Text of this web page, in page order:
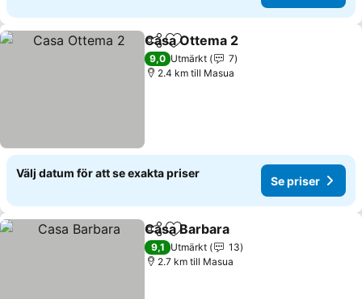
Dela Lägg till i Mina Favoriter
Casa Ottema 2
9,0 Utmärkt
7
2.4 km till Masua
Välj datum för att se exakta priser
Se priser
Dela Lägg till i Mina Favoriter
Casa Barbara
9,1 Utmärkt
13
2.7 km till Masua